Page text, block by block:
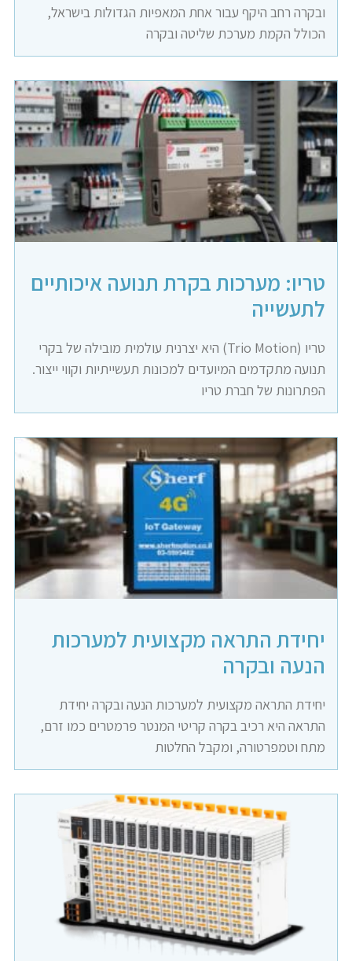
ובקרה רחב היקף עבור אחת המאפיות הגדולות בישראל,
הכולל הקמת מערכת שליטה ובקרה
טריו: מערכות בקרת תנועה איכותיים
לתעשייה
טריו (Trio Motion) היא יצרנית עולמית מובילה של בקרי
תנועה מתקדמים המיועדים למכונות תעשייתיות וקווי ייצור.
הפתרונות של חברת טריו
יחידת התראה מקצועית למערכות
הנעה ובקרה
יחידת התראה מקצועית למערכות הנעה ובקרה יחידת
התראה היא רכיב בקרה קריטי המנטר פרמטרים כמו זרם,
מתח וטמפרטורה, ומקבל החלטות